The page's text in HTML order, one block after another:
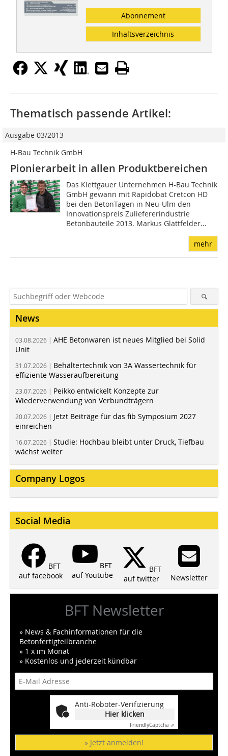
Abonnement
Inhaltsverzeichnis
Thematisch passende Artikel:
Ausgabe 03/2013
H-Bau Technik GmbH
Pionierarbeit in allen Produktbereichen
Das Klettgauer Unternehmen H-Bau Technik
GmbH gewann mit Rapidobat Cretcon HD
bei den BetonTagen in Neu-Ulm den
Innovationspreis Zuliefererindustrie
Betonbauteile 2013. Markus Glattfelder...
mehr
News
03.08.2026 | AHE Betonwaren ist neues Mitglied bei Solid
Unit
31.07.2026 | Behältertechnik von 3A Wassertechnik für
effiziente Wasseraufbereitung
23.07.2026 | Peikko entwickelt Konzepte zur
Wiederverwendung von Verbundträgern
20.07.2026 | Jetzt Beiträge für das fib Symposium 2027
einreichen
16.07.2026 | Studie: Hochbau bleibt unter Druck, Tiefbau
wächst weiter
Company Logos
Social Media
BFT
auf facebook
BFT
auf Youtube
BFT
auf twitter
Newsletter
BFT Newsletter
» News & Fachinformationen für die
Betonfertigteilbranche
» 1 x im Monat
» Kostenlos und jederzeit kündbar
Anti-Roboter-Verifizierung
Hier klicken
FriendlyCaptcha ⇗
» Jetzt anmelden!